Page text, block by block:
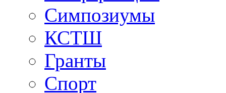
Симпозиумы
КСТШ
Гранты
Спорт